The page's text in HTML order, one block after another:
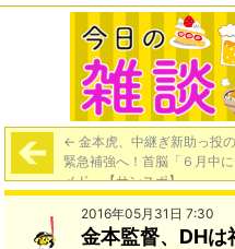
← 金本虎、中継ぎ新助っ投の
緊急補強へ！首脳「６月中に
メド」【サンスポ】
2016年05月31日 7:30
金本監督、DHは